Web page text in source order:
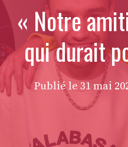
« Notre
qui durait
Publié le 31 mai